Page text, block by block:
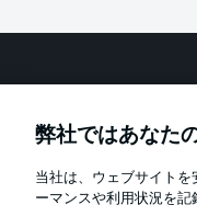
Football
Official
弊社ではあなた
当社は、ウェブサイト
ーマンスや利用状況を